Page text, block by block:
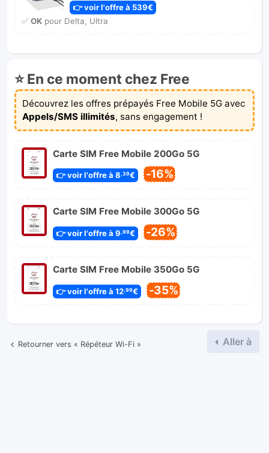
👉 voir l'offre à 539€
✅ OKpour Delta, Ultra
⭐ En ce moment chez Free
Découvrez les offres prépayés Free Mobile 5G avec
Appels/SMS illimités, sans engagement !
Carte SIM Free Mobile 200Go 5G
👉 voir l'offre à 8,39€ -16%
Carte SIM Free Mobile 300Go 5G
👉 voir l'offre à 9,99€ -26%
Carte SIM Free Mobile 350Go 5G
👉 voir l'offre à 12,99€ -35%
Retourner vers « Répéteur Wi-Fi » Aller à